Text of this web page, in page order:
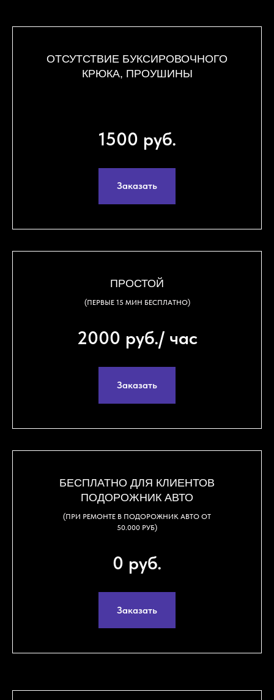
ОТСУТСТВИЕ БУКСИРОВОЧНОГО
КРЮКА, ПРОУШИНЫ
1500 руб.
Заказать
ПРОСТОЙ
(ПЕРВЫЕ 15 МИН БЕСПЛАТНО)
2000 руб./ час
Заказать
БЕСПЛАТНО ДЛЯ КЛИЕНТОВ
ПОДОРОЖНИК АВТО
(ПРИ РЕМОНТЕ В ПОДОРОЖНИК АВТО ОТ
50.000 РУБ)
0 руб.
Заказать